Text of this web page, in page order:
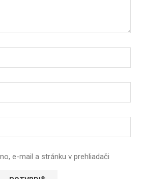
e-mail a stránku v prehliadači